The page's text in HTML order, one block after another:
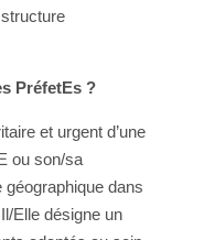
PréfetEs ?
et urgent d’une
ou son/sa
géographique dans
Elle désigne un